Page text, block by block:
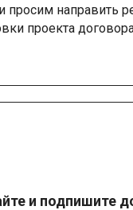
просим направить
проекта
и подпишите